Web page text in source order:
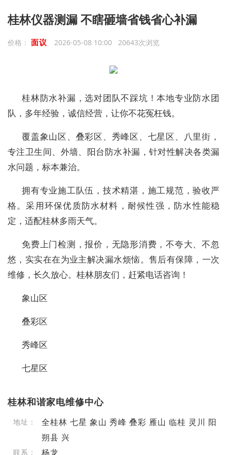
桂林仪器测漏 不瞎砸墙省钱省心补漏
价格： 面议 2026-05-08 10:00 20643次浏览
桂林防水补漏，选对团队不踩坑！本地专业防水团
队，多年经验，诚信经营，让你不花冤枉钱。
覆盖象山区、叠彩区、秀峰区、七星区、八里街，
专注卫生间、外墙、阳台防水补漏，针对性解决各类漏
水问题，标本兼治。
拥有专业施工队伍，技术精湛，施工规范，验收严
格。采用环保优质防水材料，耐候性强，防水性能稳
定，适配桂林多雨天气。
免费上门检测，报价，无隐形消费，不夸大、不忽
悠，实实在在为业主解决漏水烦恼。售后有保障，一次
维修，长久放心。桂林朋友们，赶紧电话咨询！
象山区
叠彩区
秀峰区
七星区
桂林和谐家电维修中心
地址：
全桂林 七星 象山 秀峰 叠彩 雁山 临桂 灵川 阳
朔县 兴
联系： 杨龙